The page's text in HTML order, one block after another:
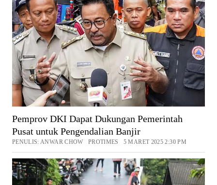
Pemprov DKI Dapat Dukungan Pemerintah
Pusat untuk Pengendalian Banjir
PENULIS: ANWAR CHOW PROTIMES 5 MARET 2025 2:30 PM